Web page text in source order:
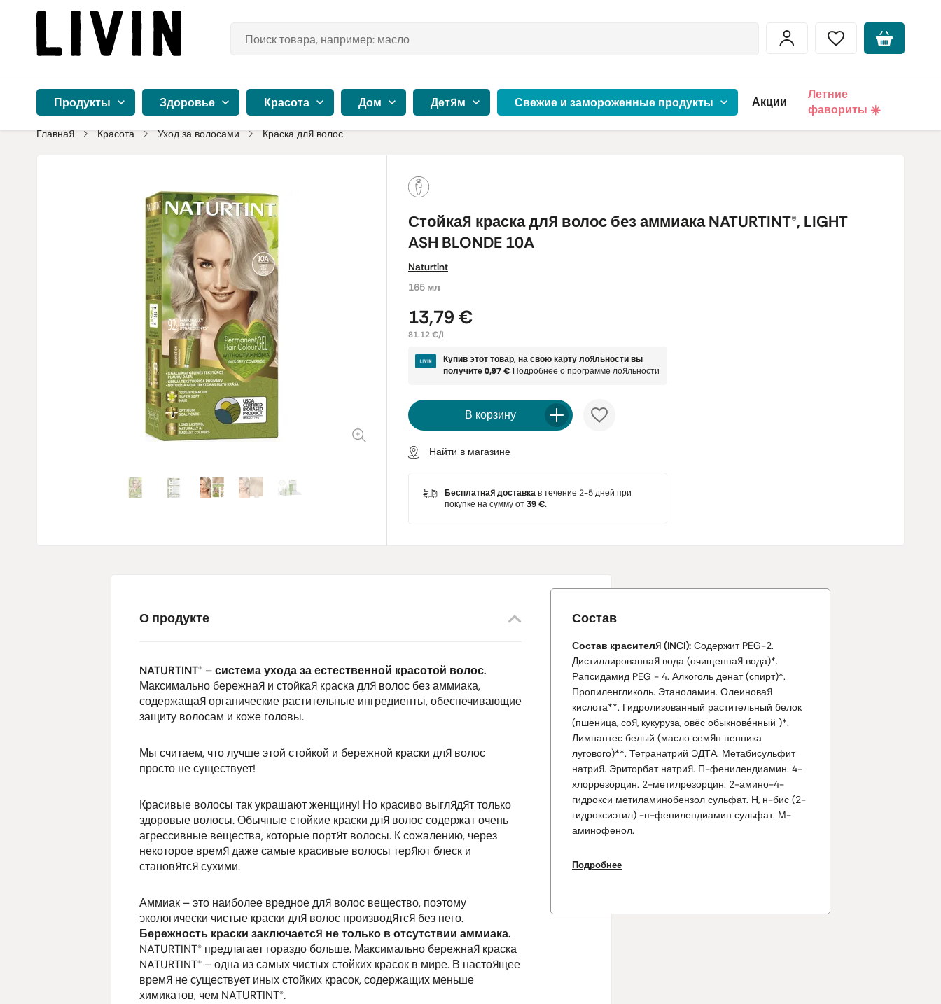
Продукты Здоровье Красота Дом Детям Свежие и замороженные продукты Акции
Летние
фавориты ☀️
Главная Красота Уход за волосами Краска для волос
Стойкая краска для волос без аммиака NATURTINT®, LIGHT
ASH BLONDE 10A
Naturtint
165 мл
13,79 €
81.12 €/l
Купив этот товар, на свою карту лояльности вы
получите0,97 € Подробнее о программе лояльности
В корзину
Найти в магазине
Бесплатная доставкав течение 2-5 дней при
покупке на сумму от39 €.
О продукте
NATURTINT® – система ухода за естественной красотой волос.
Максимально бережная и стойкая краска для волос без аммиака,
содержащая органические растительные ингредиенты, обеспечивающие
защиту волосам и коже головы.
Мы считаем, что лучше этой стойкой и бережной краски для волос
просто не существует!
Красивые волосы так украшают женщину! Но красиво выглядят только
здоровые волосы. Обычные стойкие краски для волос содержат очень
агрессивные вещества, которые портят волосы. К сожалению, через
некоторое время даже самые красивые волосы теряют блеск и
становятся сухими.
Аммиак – это наиболее вредное для волос вещество, поэтому
экологически чистые краски для волос производятся без него.
Бережность краски заключается не только в отсутствии аммиака.
NATURTINT® предлагает гораздо больше. Максимально бережная краска
NATURTINT® – одна из самых чистых стойких красок в мире. В настоящее
время не существует иных стойких красок, содержащих меньше
химикатов, чем NATURTINT®.
Состав
Состав красителя (INCI): Содержит PEG-2.
Дистиллированная вода (очищенная вода)*.
Рапсидамид PEG - 4. Алкоголь денат (спирт)*.
Пропиленгликоль. Этаноламин. Олеиновая
кислота**. Гидролизованный растительный белок
(пшеница, соя, кукуруза, овёс обыкнове́нный )*.
Лимнантес белый (масло семян пенника
лугового)**. Тетранатрий ЭДТА. Метабисульфит
натрия. Эриторбат натрия. П-фенилендиамин. 4-
хлоррезорцин. 2-метилрезорцин. 2-амино-4-
гидрокси метиламинобензол сульфат. Н, н-бис (2-
гидроксиэтил) -п-фенилендиамин сульфат. М-
аминофенол.
Состав проявителя (INCI):
Лаурет-3, кетеарет-20, Оксихинолина сульфат,
Подробнее